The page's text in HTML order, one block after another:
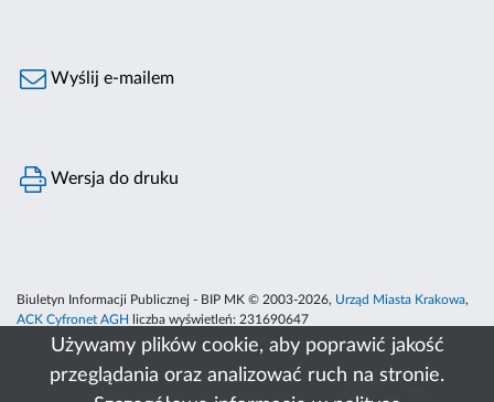
Używamy plików cookie, aby poprawić jakość
przeglądania oraz analizować ruch na stronie.
Wyślij e-mailem
Wersja do druku
Biuletyn Informacji Publicznej - BIP MK © 2003-2026, Urząd Miasta Krakowa,
ACK Cyfronet AGH
liczba wyświetleń: 231690647